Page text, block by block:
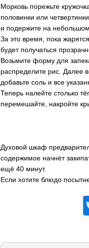
Морковь порежьте
половинки или
и подержите на
За это время, пока
будет получаться
Возьмите форму для
распределите рис. Далее
добавьте соль и все
Теперь налейте столько
перемешайте, накройте
Духовой шкаф
содержимое начнёт
ещё 40 минут.
Если хотите блюдо